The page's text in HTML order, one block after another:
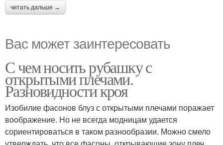
читать дальше →
Вас может заинтересовать
С чем носить рубашку с
открытыми плечами.
Разновидности кроя
Изобилие фасонов блуз с открытыми плечами поражает
воображение. Но не всегда модницам удается
сориентироваться в таком разнообразии. Можно смело